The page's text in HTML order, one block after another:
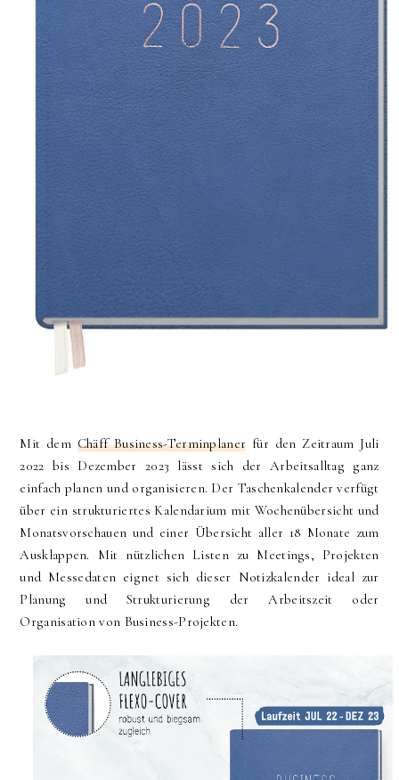
Mit dem Chäff Business-Terminplaner für den Zeitraum Juli
2022 bis Dezember 2023 lässt sich der Arbeitsalltag ganz
einfach planen und organisieren. Der Taschenkalender verfügt
über ein strukturiertes Kalendarium mit Wochenübersicht und
Monatsvorschauen und einer Übersicht aller 18 Monate zum
Ausklappen. Mit nützlichen Listen zu Meetings, Projekten
und Messedaten eignet sich dieser Notizkalender ideal zur
Planung und Strukturierung der Arbeitszeit oder
Organisation von Business-Projekten.